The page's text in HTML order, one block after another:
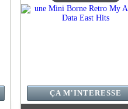
ÇA M'INTERESSE